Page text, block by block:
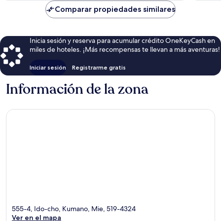
Comparar propiedades similares
Inicia sesión y reserva para acumular crédito OneKeyCash en
miles de hoteles. ¡Más recompensas te llevan a más aventuras!
Iniciar sesión Registrarme gratis
Información de la zona
555-4, Ido-cho, Kumano, Mie, 519-4324
Ver en el mapa